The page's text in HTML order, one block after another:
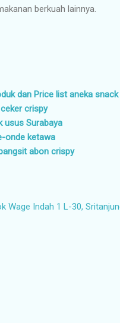
berkuah lainnya.
dan Price list aneka snack
crispy
usus Surabaya
onde ketawa
abon crispy
Wage Indah 1 L-30,